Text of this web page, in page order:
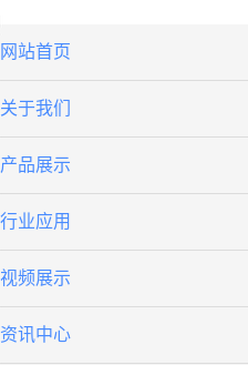
网站首页
关于我们
产品展示
行业应用
视频展示
资讯中心